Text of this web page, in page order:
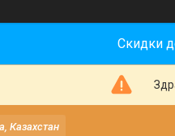
Скидки
Казахстан